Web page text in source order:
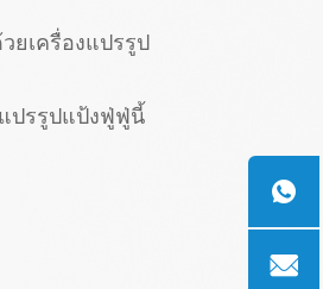
ยเครื่องแปรรูป
ปรรูปแป้งฟู่ฟู่นี้